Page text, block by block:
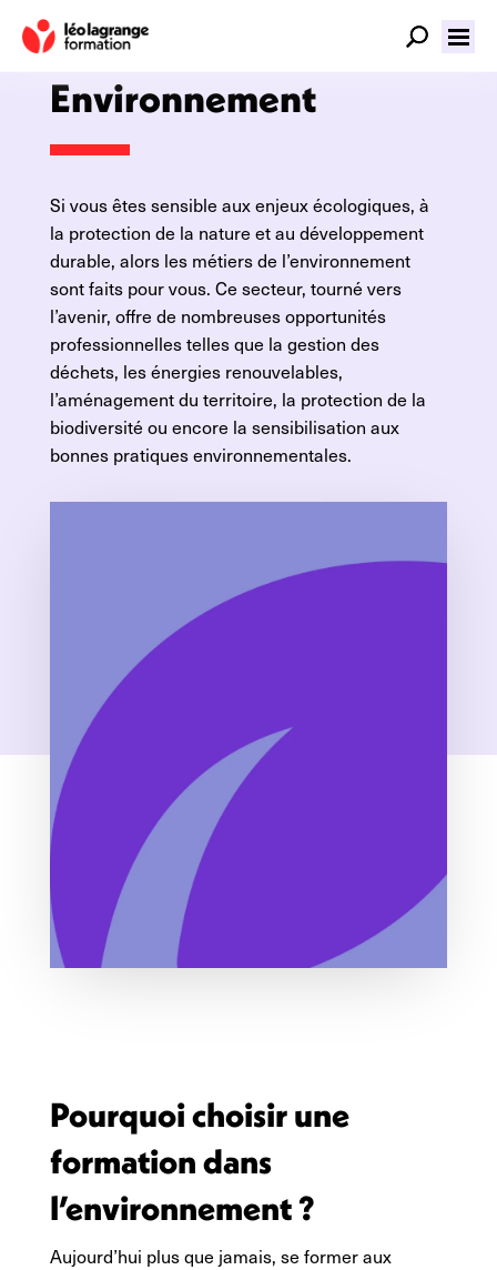
Domaine
Environnement
Si vous êtes sensible aux enjeux écologiques, à
la protection de la nature et au développement
durable, alors les métiers de l’environnement
sont faits pour vous. Ce secteur, tourné vers
l’avenir, offre de nombreuses opportunités
professionnelles telles que la gestion des
déchets, les énergies renouvelables,
l’aménagement du territoire, la protection de la
biodiversité ou encore la sensibilisation aux
bonnes pratiques environnementales.
Pourquoi choisir une
formation dans
l’environnement ?
Aujourd’hui plus que jamais, se former aux